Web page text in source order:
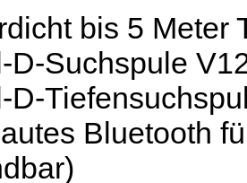
bis 5 Meter
D-Suchspule
D-
Bluetooth